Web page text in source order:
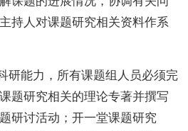
持人对课题研究相关资料作系
研能力，所有课题组人员必须完
题研究相关的理论专著并撰写
研讨活动；开一堂课题研究